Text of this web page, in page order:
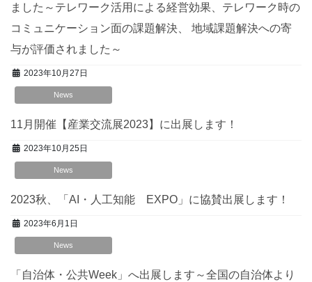
ました ～テレワーク活用による経営効果、テレワーク時の
コミュニケーション面の課題解決、 地域課題解決への寄
与が評価されました～
2023年10月27日
News
11月開催【産業交流展2023】に出展します！
2023年10月25日
News
2023秋、「AI・人工知能 EXPO」に協賛出展します！
2023年6月1日
News
「自治体・公共Week」へ出展します ～全国の自治体より